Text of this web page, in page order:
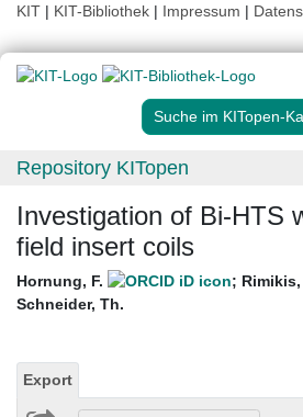
KIT | KIT-Bibliothek | Impressum |
Suche im KITopen-
Repository KITopen
Investigation of Bi-HTS
field insert coils
Hornung, F. ; Rimikis,
Schneider, Th.
Export